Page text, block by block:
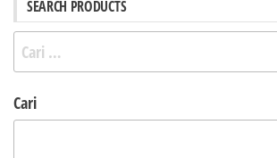
SEARCH PRODUCTS
Cari
untuk:
Cari